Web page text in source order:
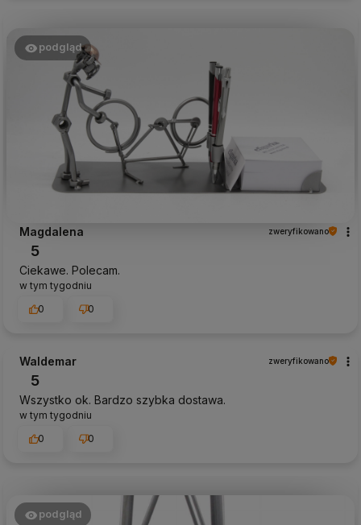
podgląd
Magdalena zweryfikowano
5
Ciekawe. Polecam.
w tym tygodniu
0
0
Waldemar zweryfikowano
5
Wszystko ok. Bardzo szybka dostawa.
w tym tygodniu
0
0
podgląd